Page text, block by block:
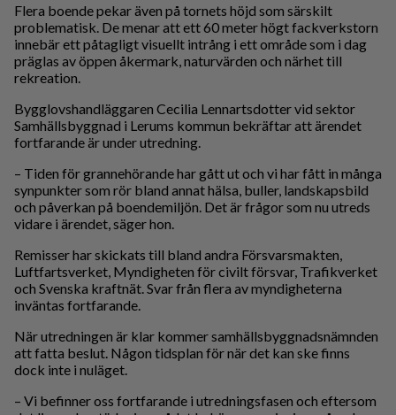
Flera boende pekar även på tornets höjd som särskilt
problematisk. De menar att ett 60 meter högt fackverkstorn
innebär ett påtagligt visuellt intrång i ett område som i dag
präglas av öppen åkermark, naturvärden och närhet till
rekreation.
Bygglovshandläggaren Cecilia Lennartsdotter vid sektor
Samhällsbyggnad i Lerums kommun bekräftar att ärendet
fortfarande är under utredning.
– Tiden för grannehörande har gått ut och vi har fått in många
synpunkter som rör bland annat hälsa, buller, landskapsbild
och påverkan på boendemiljön. Det är frågor som nu utreds
vidare i ärendet, säger hon.
Remisser har skickats till bland andra Försvarsmakten,
Luftfartsverket, Myndigheten för civilt försvar, Trafikverket
och Svenska kraftnät. Svar från flera av myndigheterna
inväntas fortfarande.
När utredningen är klar kommer samhällsbyggnadsnämnden
att fatta beslut. Någon tidsplan för när det kan ske finns
dock inte i nuläget.
– Vi befinner oss fortfarande i utredningsfasen och eftersom